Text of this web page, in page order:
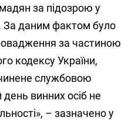
за підозрою у
За даним фактом було
за частиною
кодексу України,
службовою
винних осіб не
– зазначено у